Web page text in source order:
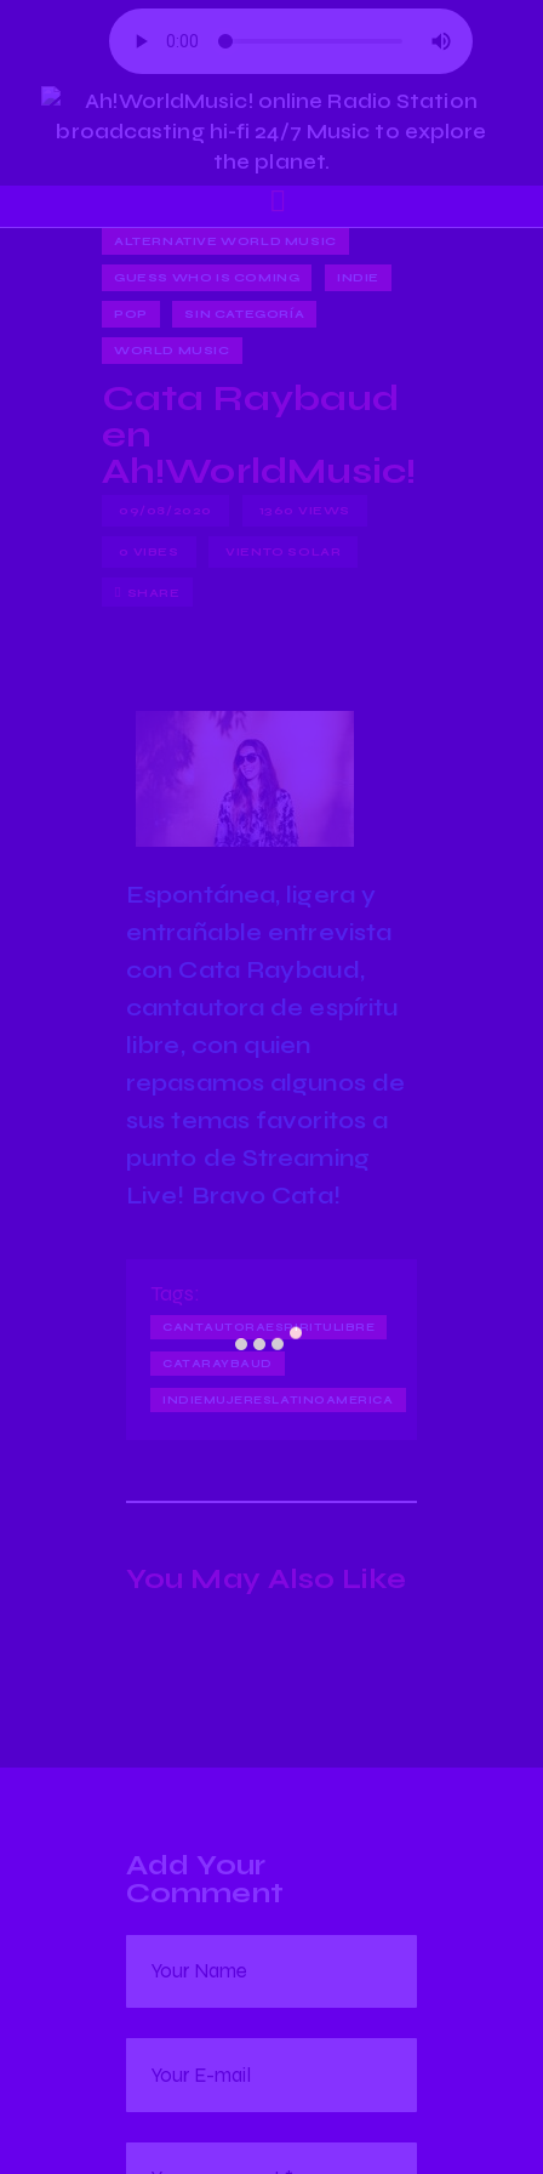
ALTERNATIVE WORLD MUSIC
GUESS WHO IS COMING INDIE
POP SIN CATEGORÍA
WORLD MUSIC
Cata Raybaud
en
Ah!WorldMusic!
09/08/2020 1360 VIEWS
0 VIBES VIENTO SOLAR
SHARE
Espontánea, ligera y
entrañable entrevista
con Cata Raybaud,
cantautora de espíritu
libre, con quien
repasamos algunos de
sus temas favoritos a
punto de Streaming
Live! Bravo Cata!
Tags:
CANTAUTORAESPIRITULIBRE
CATARAYBAUD
INDIEMUJERESLATINOAMERICA
You May Also Like
Add Your
Comment